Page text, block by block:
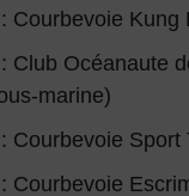
: Courbevoie Kung
: Club Océanaute
marine)
: Courbevoie Sport
: Courbevoie